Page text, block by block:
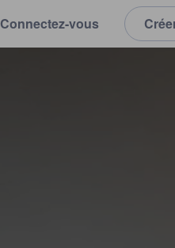
Connectez-vous